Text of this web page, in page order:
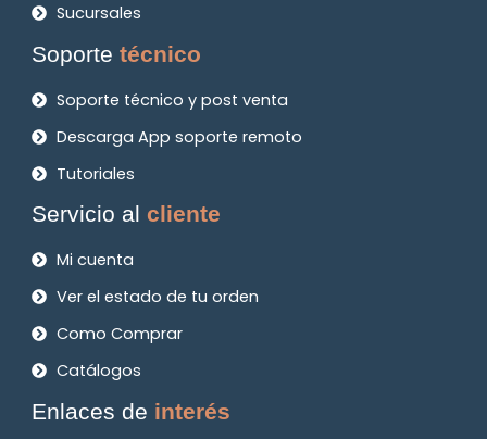
Sucursales
Soportetécnico
Soporte técnico y post venta
Descarga App soporte remoto
Tutoriales
Servicio alcliente
Mi cuenta
Ver el estado de tu orden
Como Comprar
Catálogos
Enlaces de interés